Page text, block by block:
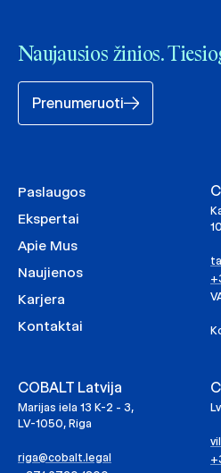
Naujausios žinios.
Prenumeruoti
Paslaugos
Ekspertai
Apie Mus
Naujienos
Karjera
Kontaktai
COBALT Latvija
Marijas iela 13 K-2 - 3,
LV-1050, Riga
riga@cobalt.legal